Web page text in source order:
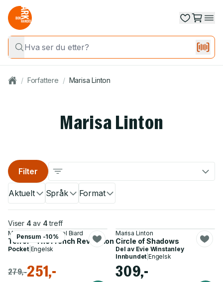
/ Forfattere / Marisa Linton
Marisa Linton
Aktuelt Språk Format
Filter
Viser 4 av 4 treff
Pensum -10%
Marisa Linton, Michel Biard
Terror – The French Revolution and Its Demons
Pocket| Engelsk
279,-251,-
Marisa Linton
Circle of Shadows
Del av Evie Winstanley
Innbundet |Engelsk
309,-